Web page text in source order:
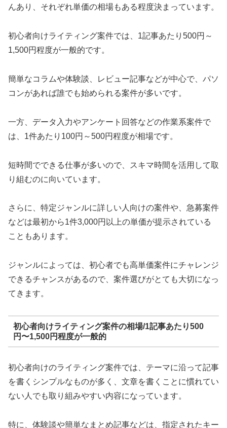
んあり、それぞれ単価の相場もある程度決まっています。
初心者向けライティング案件では、1記事あたり500円～
1,500円程度が一般的です。
簡単なコラムや体験談、レビュー記事などが中心で、パソ
コンがあれば誰でも始められる案件が多いです。
一方、データ入力やアンケート回答などの作業系案件で
は、1件あたり100円～500円程度が相場です。
短時間でできる仕事が多いので、スキマ時間を活用して取
り組むのに向いています。
さらに、特定ジャンルに詳しい人向けの案件や、急募案件
などは最初から1件3,000円以上の単価が提示されている
こともあります。
ジャンルによっては、初心者でも高単価案件にチャレンジ
できるチャンスがあるので、案件選びがとても大切になっ
てきます。
初心者向けライティング案件の相場/1記事あたり500
円〜1,500円程度が一般的
初心者向けのライティング案件では、テーマに沿って記事
を書くシンプルなものが多く、文章を書くことに慣れてい
ない人でも取り組みやすい内容になっています。
特に、体験談や簡単なまとめ記事などは、指定されたキー